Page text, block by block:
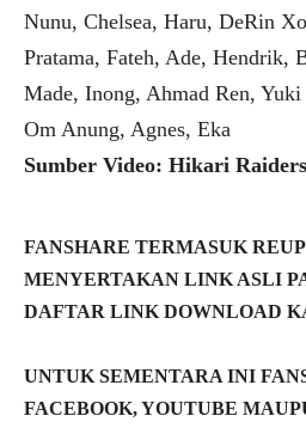
Nunu, Chelsea, Haru, DeRin
Pratama, Fateh, Ade, Hendrik,
Made, Inong, Ahmad Ren,
Om Anung, Agnes, Eka
Sumber Video: Hikari Raiders
FANSHARE TERMASUK
MENYERTAKAN LINK ASLI
DAFTAR LINK DOWNLOAD
UNTUK SEMENTARA INI
FACEBOOK, YOUTUBE